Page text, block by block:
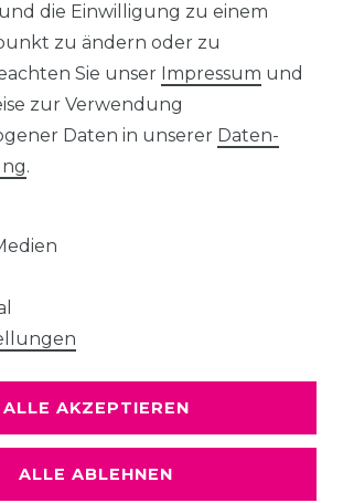
die Einwilligung zu einem
zu ändern oder zu
Sie unser Impressum und
zur Verwendung
Daten in unserer Daten­
.
ALLE AKZEPTIEREN
ALLE ABLEHNEN